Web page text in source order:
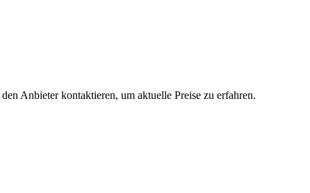
Anbieter kontaktieren, um aktuelle Preise zu erfahren.